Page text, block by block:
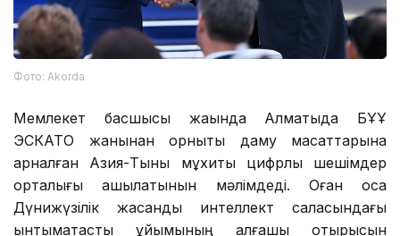
Фото: Аkorda
Мемлекет басшысы жақында Алматыда БҰҰ
ЭСКАТО жанынан орнықты даму мақсаттарына
арналған Азия-Тынық мұхиты цифрлық шешімдер
орталығы ашылатынын мәлімдеді. Оған қоса
Дүнижүзілік жасанды интеллект саласындағы
ынтымақтастық ұйымының алғашқы отырысын